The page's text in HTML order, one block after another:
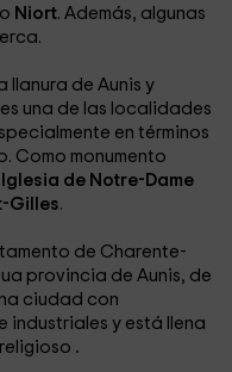
o Niort. Además, algunas
llanura de Aunis y
una de las localidades
en términos
Como monumento
Iglesia de Notre-Dame
Gilles.
de Charente-
provincia de Aunis, de
ciudad con
industriales y está llena
.